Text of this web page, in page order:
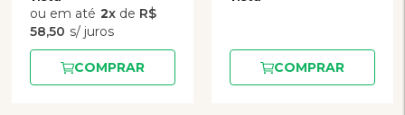
2x de R$
58,50
COMPRAR COMPRAR